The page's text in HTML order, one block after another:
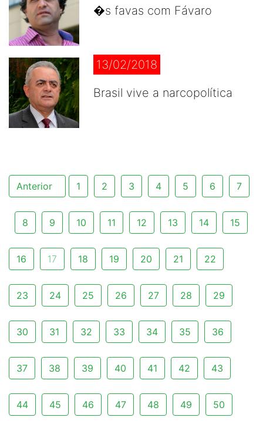
�s favas com Fávaro
13/02/2018
Brasil vive a narcopolítica
Anterior 1 2 3 4 5 6 7
8 9 10 11 12 13 14 15
16 17 18 19 20 21 22
23 24 25 26 27 28 29
30 31 32 33 34 35 36
37 38 39 40 41 42 43
44 45 46 47 48 49 50